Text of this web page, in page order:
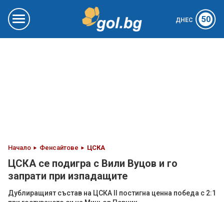
ДНЕС 50
Начало Фенсайтове ЦСКА
ЦСКА се подигра с Вили Вуцов и го
запрати при изпадащите
Дублиращият състав на ЦСКА II постигна ценна победа с 2:1